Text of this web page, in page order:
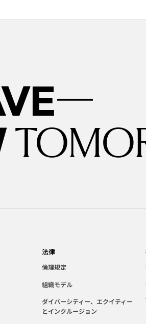
—
法律
倫理規定
組織モデル
ダイバーシティー、エクイティー
とインクルージョン